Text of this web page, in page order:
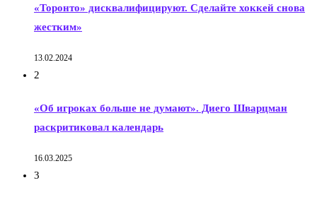
«Торонто» дисквалифицируют. Сделайте хоккей снова
жестким»
13.02.2024
2
«Об игроках больше не думают». Диего Шварцман
раскритиковал календарь
16.03.2025
3